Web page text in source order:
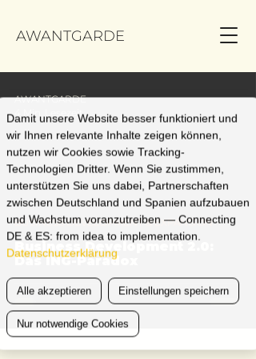
AWANTGARDE
Business Development 2.0:
Das ING-Paradox
BUSINESS DEVELOPMENT & EXPANSION
AWANTGARDE
4 Min. Lesezeit
Damit unsere Website besser funktioniert und
wir Ihnen relevante Inhalte zeigen können,
nutzen wir Cookies sowie Tracking-
Technologien Dritter. Wenn Sie zustimmen,
unterstützen Sie uns dabei, Partnerschaften
zwischen Deutschland und Spanien aufzubauen
und Wachstum voranzutreiben — Connecting
DE & ES: from idea to implementation.
Datenschutzerklärung
Alle akzeptieren Einstellungen speichern
Nur notwendige Cookies